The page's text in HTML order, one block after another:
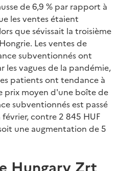
de 6,9 % par rapport à
les ventes étaient
que sévissait la troisième
Les ventes de
subventionnés ont
vagues de la pandémie,
patients ont tendance à
prix moyen d'une boîte de
subventionnés est passé
février, contre 2 845 HUF
une augmentation de 5
Hungary Zrt